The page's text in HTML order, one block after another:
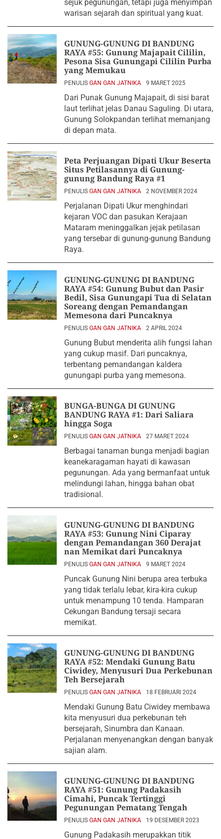
sejuk pegunungan, tetapi juga menyimpan
warisan sejarah dan spiritual yang kuat.
GUNUNG-GUNUNG DI BANDUNG
RAYA #55: Gunung Majapait Cililin,
Pesona Sisa Gunungapi Cililin Purba
yang Memukau
PENULIS GAN GAN JATNIKA 9 MARET 2025
Dari Punak Gunung Majapait, di sisi barat
laut terlihat jelas Danau Saguling. Di utara,
Gunung Solokpandan terlihat memanjang
di depan mata.
Peta Perjuangan Dipati Ukur Beserta
Situs Petilasannya di Gunung-
gunung Bandung Raya #1
PENULIS GAN GAN JATNIKA 2 NOVEMBER 2024
Perjalanan Dipati Ukur menghindari
kejaran VOC dan pasukan Kerajaan
Mataram meninggalkan jejak petilasan
yang tersebar di gunung-gunung Bandung
Raya.
GUNUNG-GUNUNG DI BANDUNG
RAYA #54: Gunung Bubut dan Pasir
Bedil, Sisa Gunungapi Tua di Selatan
Soreang dengan Pemandangan
Memesona dari Puncaknya
PENULIS GAN GAN JATNIKA 2 APRIL 2024
Gunung Bubut menderita alih fungsi lahan
yang cukup masif. Dari puncaknya,
terbentang pemandangan kaldera
gunungapi purba yang memesona.
BUNGA-BUNGA DI GUNUNG
BANDUNG RAYA #1: Dari Saliara
hingga Soga
PENULIS GAN GAN JATNIKA 27 MARET 2024
Berbagai tanaman bunga menjadi bagian
keanekaragaman hayati di kawasan
pegunungan. Ada yang bermanfaat untuk
melindungi lahan, hingga bahan obat
tradisional.
GUNUNG-GUNUNG DI BANDUNG
RAYA #53: Gunung Nini Ciparay
dengan Pemandangan 360 Derajat
nan Memikat dari Puncaknya
PENULIS GAN GAN JATNIKA 9 MARET 2024
Puncak Gunung Nini berupa area terbuka
yang tidak terlalu lebar, kira-kira cukup
untuk menampung 10 tenda. Hamparan
Cekungan Bandung tersaji secara
memikat.
GUNUNG-GUNUNG DI BANDUNG
RAYA #52: Mendaki Gunung Batu
Ciwidey, Menyusuri Dua Perkebunan
Teh Bersejarah
PENULIS GAN GAN JATNIKA 18 FEBRUARI 2024
Mendaki Gunung Batu Ciwidey membawa
kita menyusuri dua perkebunan teh
bersejarah, Sinumbra dan Kanaan.
Perjalanan menyenangkan dengan banyak
sajian alam.
GUNUNG-GUNUNG DI BANDUNG
RAYA #51: Gunung Padakasih
Cimahi, Puncak Tertinggi
Pegunungan Pematang Tengah
PENULIS GAN GAN JATNIKA 19 DESEMBER 2023
Gunung Padakasih merupakkan titik